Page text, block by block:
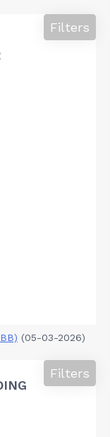
Filters
(05-03-2026)
Filters